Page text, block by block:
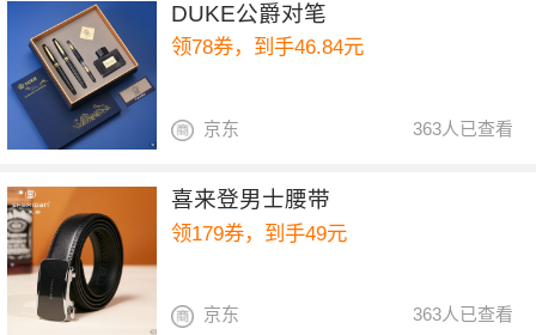
DUKE公爵对笔
领78券，到手46.84元
363人已查看
京东
喜来登男士腰带
领179券，到手49元
363人已查看
京东